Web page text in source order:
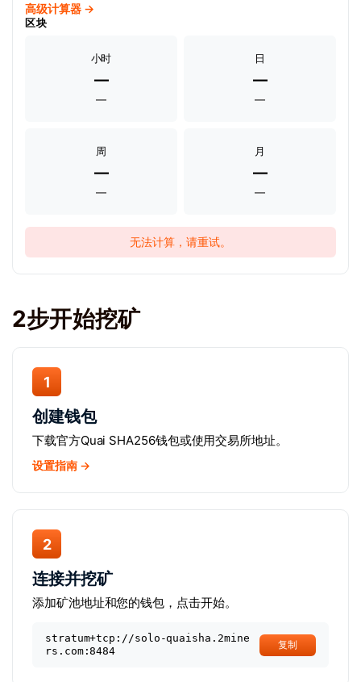
高级计算器 →
区块
小时
—
—
日
—
—
周
—
—
月
—
—
无法计算，请重试。
2步开始挖矿
1
创建钱包
下载官方Quai SHA256钱包或使用交易所地址。
设置指南 →
2
连接并挖矿
添加矿池地址和您的钱包，点击开始。
stratum+tcp://solo-quaisha.2mine
rs.com:8484
复制